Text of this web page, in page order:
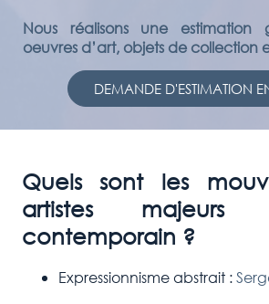
Nous réalisons une
oeuvres d’art, objets de collection
DEMANDE D'ESTIMATION
Quels sont les
artistes
contemporain ?
Expressionnisme abstrait :